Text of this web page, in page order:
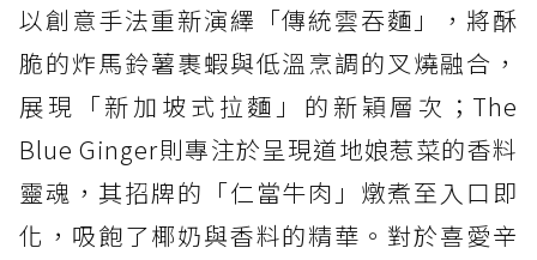
以創意手法重新演繹「傳統雲吞麵」，將酥
脆的炸馬鈴薯裹蝦與低溫烹調的叉燒融合，
展現「新加坡式拉麵」的新穎層次；The
Blue Ginger則專注於呈現道地娘惹菜的香料
靈魂，其招牌的「仁當牛肉」燉煮至入口即
化，吸飽了椰奶與香料的精華。對於喜愛辛